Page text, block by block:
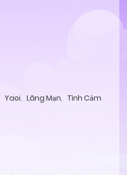
Yaoi, Lãng Mạn, Tình Cảm